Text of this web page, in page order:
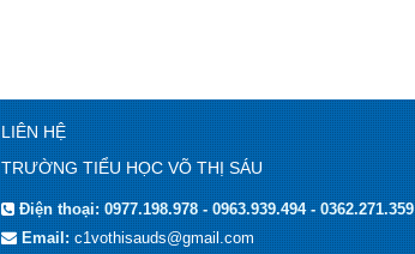
LIÊN HỆ
TRƯỜNG TIỂU HỌC VÕ THỊ SÁU
Điện thoại:0977.198.978 - 0963.939.494 - 0362.271.359
Email:c1vothisauds@gmail.com